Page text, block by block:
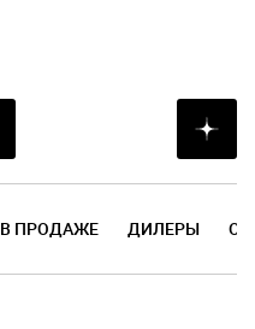
В ПРОДАЖЕ ДИЛЕРЫ